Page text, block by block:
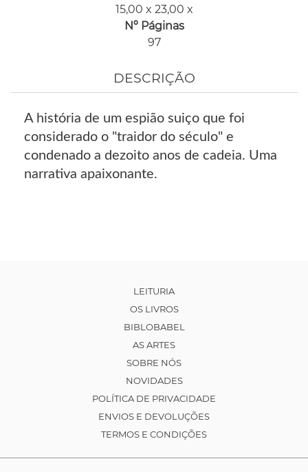
15,00 x 23,00 x
Nº Páginas
97
DESCRIÇÃO
A história de um espião suiço que foi
considerado o "traidor do século" e
condenado a dezoito anos de cadeia. Uma
narrativa apaixonante.
LEITURIA
OS LIVROS
BIBLOBABEL
AS ARTES
SOBRE NÓS
NOVIDADES
POLÍTICA DE PRIVACIDADE
ENVIOS E DEVOLUÇÕES
TERMOS E CONDIÇÕES